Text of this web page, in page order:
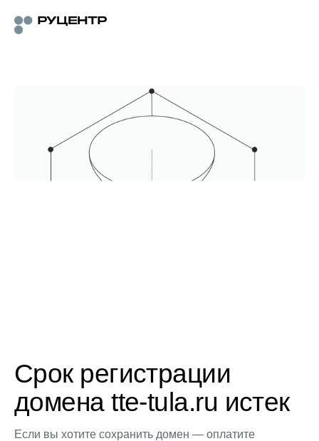
Срок регистрации
домена tte-tula.ru истек
Если вы хотите сохранить домен — оплатите